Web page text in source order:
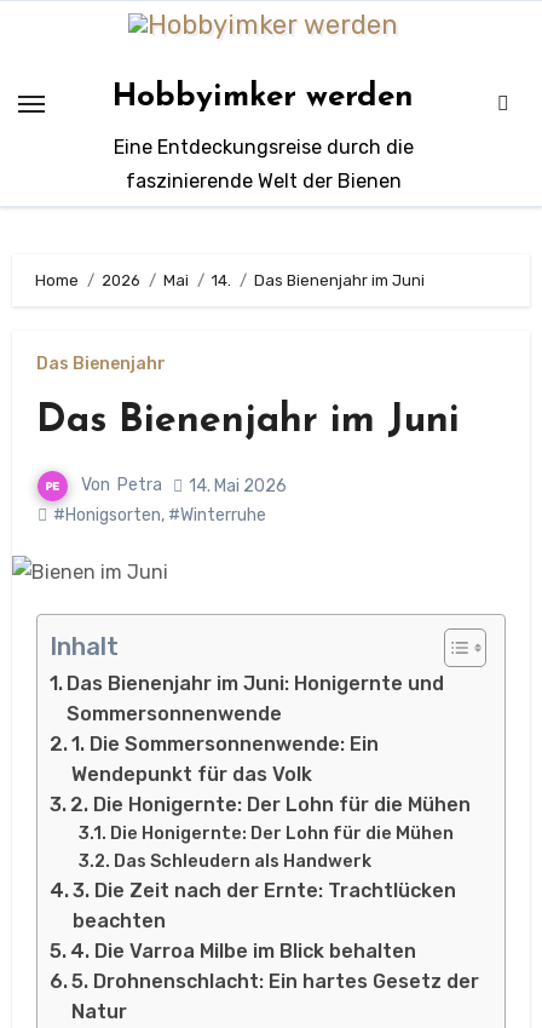
Hobbyimker werden
Eine Entdeckungsreise durch die
faszinierende Welt der Bienen
Home 2026 Mai 14. Das Bienenjahr im Juni
Das Bienenjahr
Das Bienenjahr im Juni
Von Petra
14. Mai 2026
#Honigsorten, #Winterruhe
Inhalt
Das Bienenjahr im Juni: Honigernte und
Sommersonnenwende
1. Die Sommersonnenwende: Ein
Wendepunkt für das Volk
2. Die Honigernte: Der Lohn für die Mühen
Die Honigernte: Der Lohn für die Mühen
Das Schleudern als Handwerk
3. Die Zeit nach der Ernte: Trachtlücken
beachten
4. Die Varroa Milbe im Blick behalten
5. Drohnenschlacht: Ein hartes Gesetz der
Natur